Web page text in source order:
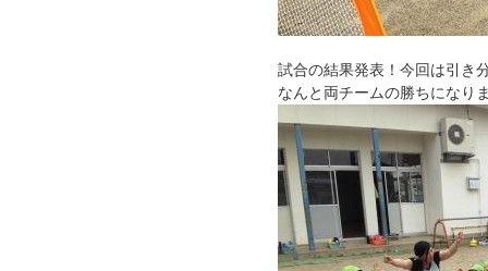
試合の結果発表！今回は引き
なんと両チームの勝ちになり